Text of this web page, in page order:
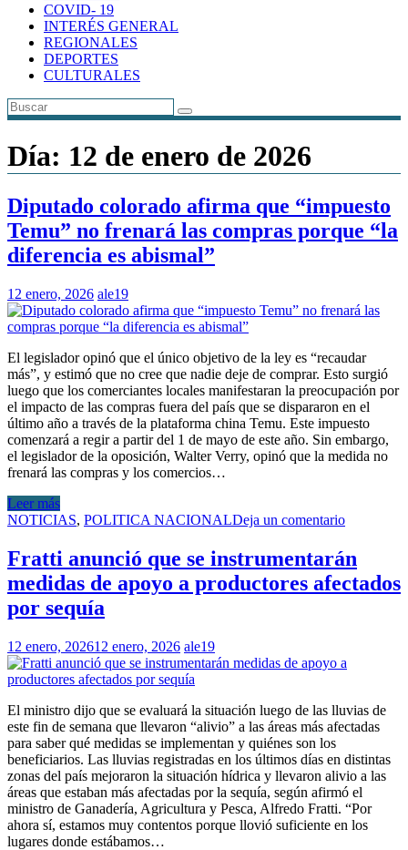
COVID- 19
INTERÉS GENERAL
REGIONALES
DEPORTES
CULTURALES
Día: 12 de enero de 2026
Diputado colorado afirma que “impuesto
Temu” no frenará las compras porque “la
diferencia es abismal”
12 enero, 2026 ale19
El legislador opinó que el único objetivo de la ley es “recaudar
más”, y estimó que no cree que nadie deje de comprar. Esto surgió
luego que los comerciantes locales manifestaran la preocupación por
el impacto de las compras fuera del país que se dispararon en el
último año a través de la plataforma china Temu. Este impuesto
comenzará a regir a partir del 1 de mayo de este año. Sin embargo,
el legislador de la oposición, Walter Verry, opinó que la medida no
frenará las compras y los comercios…
Leer más
NOTICIAS, POLITICA NACIONALDeja un comentario
Fratti anunció que se instrumentarán
medidas de apoyo a productores afectados
por sequía
12 enero, 202612 enero, 2026 ale19
El ministro dijo que se evaluará la situación luego de las lluvias de
este fin de semana que llevaron “alivio” a las áreas más afectadas
para saber qué medidas se implementan y quiénes son los
beneficiarios. Las lluvias registradas en los últimos días en distintas
zonas del país mejoraron la situación hídrica y llevaron alivio a las
áreas que estaban más afectadas por la sequía, según afirmó el
ministro de Ganadería, Agricultura y Pesca, Alfredo Fratti. “Por
ahora sí, estamos muy contentos porque llovió suficiente en los
lugares donde estábamos…